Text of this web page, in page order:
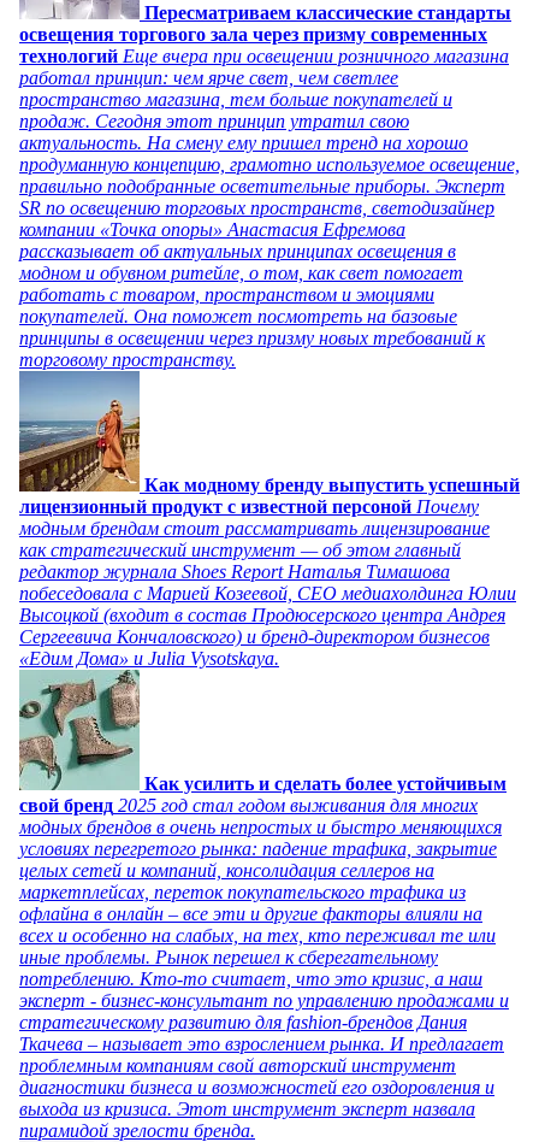
Пересматриваем классические стандарты
освещения торгового зала через призму современных
технологий Еще вчера при освещении розничного магазина
работал принцип: чем ярче свет, чем светлее
пространство магазина, тем больше покупателей и
продаж. Сегодня этот принцип утратил свою
актуальность. На смену ему пришел тренд на хорошо
продуманную концепцию, грамотно используемое освещение,
правильно подобранные осветительные приборы. Эксперт
SR по освещению торговых пространств, светодизайнер
компании «Точка опоры» Анастасия Ефремова
рассказывает об актуальных принципах освещения в
модном и обувном ритейле, о том, как свет помогает
работать с товаром, пространством и эмоциями
покупателей. Она поможет посмотреть на базовые
принципы в освещении через призму новых требований к
торговому пространству.
Как модному бренду выпустить успешный
лицензионный продукт с известной персоной Почему
модным брендам стоит рассматривать лицензирование
как стратегический инструмент — об этом главный
редактор журнала Shoes Report Наталья Тимашова
побеседовала с Марией Козеевой, СЕО медиахолдинга Юлии
Высоцкой (входит в состав Продюсерского центра Андрея
Сергеевича Кончаловского) и бренд-директором бизнесов
«Едим Дома» и Julia Vysotskaya.
Как усилить и сделать более устойчивым
свой бренд 2025 год стал годом выживания для многих
модных брендов в очень непростых и быстро меняющихся
условиях перегретого рынка: падение трафика, закрытие
целых сетей и компаний, консолидация селлеров на
маркетплейсах, переток покупательского трафика из
офлайна в онлайн – все эти и другие факторы влияли на
всех и особенно на слабых, на тех, кто переживал те или
иные проблемы. Рынок перешел к сберегательному
потреблению. Кто-то считает, что это кризис, а наш
эксперт - бизнес-консультант по управлению продажами и
стратегическому развитию для fashion-брендов Дания
Ткачева – называет это взрослением рынка. И предлагает
проблемным компаниям свой авторский инструмент
диагностики бизнеса и возможностей его оздоровления и
выхода из кризиса. Этот инструмент эксперт назвала
пирамидой зрелости бренда.